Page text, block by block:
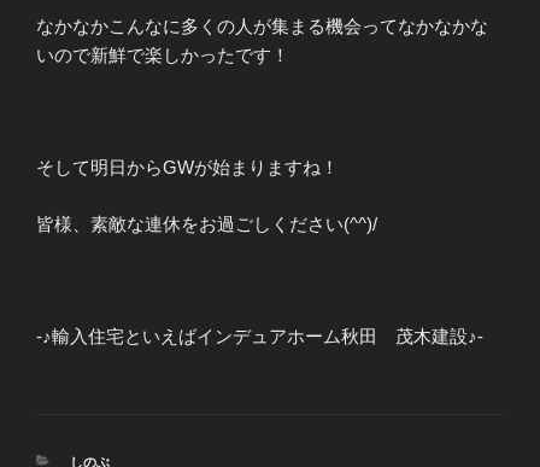
なかなかこんなに多くの人が集まる機会ってなかなかな
いので新鮮で楽しかったです！
そして明日からGWが始まりますね！
皆様、素敵な連休をお過ごしください(^^)/
-♪輸入住宅といえばインデュアホーム秋田 茂木建設♪-
カしのぶ